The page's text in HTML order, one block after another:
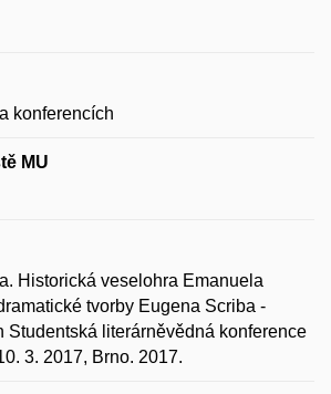
konferencích
MU
Historická veselohra Emanuela
tvorby Eugena Scriba -
Studentská literárněvědná konference
3. 2017, Brno. 2017.